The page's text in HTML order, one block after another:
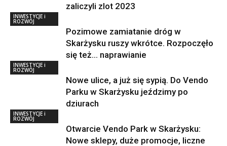
zaliczyli zlot 2023
INWESTYCJE i
ROZWÓJ
Pozimowe zamiatanie dróg w
Skarżysku ruszy wkrótce. Rozpoczęło
się też… naprawianie
INWESTYCJE i
ROZWÓJ
Nowe ulice, a już się sypią. Do Vendo
Parku w Skarżysku jeździmy po
dziurach
INWESTYCJE i
ROZWÓJ
Otwarcie Vendo Park w Skarżysku:
Nowe sklepy, duże promocje, liczne